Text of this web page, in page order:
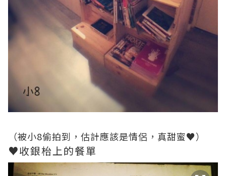
（被小8偷拍到，估計應該是情侶，真甜蜜♥）
♥收銀枱上的餐單